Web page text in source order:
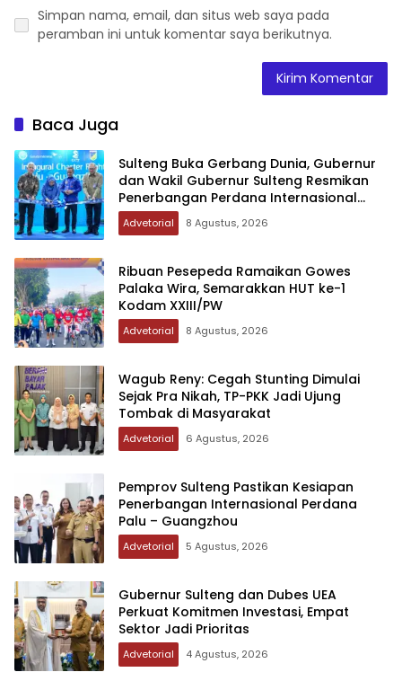
Simpan nama, email, dan situs web saya pada
peramban ini untuk komentar saya berikutnya.
Baca Juga
Sulteng Buka Gerbang Dunia, Gubernur
dan Wakil Gubernur Sulteng Resmikan
Penerbangan Perdana Internasional
Palu-Guangzhou
Advetorial 8 Agustus, 2026
Ribuan Pesepeda Ramaikan Gowes
Palaka Wira, Semarakkan HUT ke-1
Kodam XXIII/PW
Advetorial 8 Agustus, 2026
Wagub Reny: Cegah Stunting Dimulai
Sejak Pra Nikah, TP-PKK Jadi Ujung
Tombak di Masyarakat
Advetorial 6 Agustus, 2026
Pemprov Sulteng Pastikan Kesiapan
Penerbangan Internasional Perdana
Palu – Guangzhou
Advetorial 5 Agustus, 2026
Gubernur Sulteng dan Dubes UEA
Perkuat Komitmen Investasi, Empat
Sektor Jadi Prioritas
Advetorial 4 Agustus, 2026